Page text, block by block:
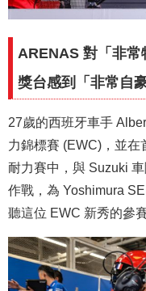
ARENAS 對「非常
獎台感到「非常自豪
27歲的西班牙車手
力錦標賽 (EWC)，並在
耐力賽中，與 Suzuki
作戰，為 Yoshimura
聽這位 EWC 新秀的參